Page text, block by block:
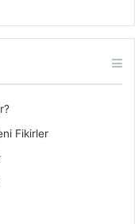
Fikirler